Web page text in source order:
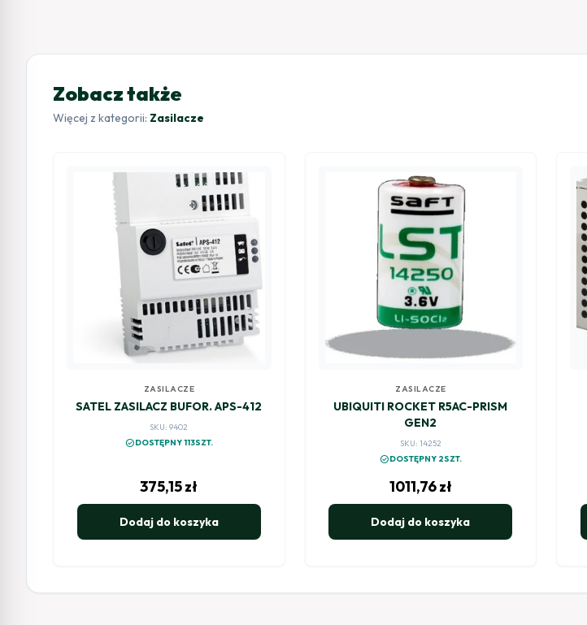
Zobacz także
Więcej z kategorii: Zasilacze
ZASILACZE
SATEL ZASILACZ BUFOR. APS-412
SKU: 9402
check_circleDOSTĘPNY 113SZT.
375,15zł
Dodaj do koszyka
ZASILACZE
UBIQUITI ROCKET R5AC-PRISM
GEN2
SKU: 14252
check_circleDOSTĘPNY 2SZT.
1011,76zł
Dodaj do koszyka